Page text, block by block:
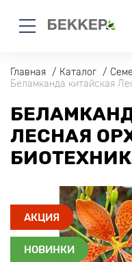
Главная Каталог
Беламканда китайская
ЛЕСНАЯ
АКЦИЯ
НОВИНКИ